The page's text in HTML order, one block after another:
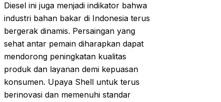
Diesel ini juga menjadi indikator bahwa
industri bahan bakar di Indonesia terus
bergerak dinamis. Persaingan yang
sehat antar pemain diharapkan dapat
mendorong peningkatan kualitas
produk dan layanan demi kepuasan
konsumen. Upaya Shell untuk terus
berinovasi dan memenuhi standar